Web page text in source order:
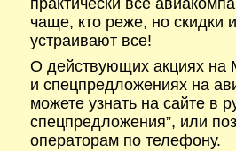
практически все
чаще, кто реже, но скидки
устраивают все!
О действующих акциях на
и спецпредложениях на
можете узнать на сайте в
спецпредложения”, или
операторам по телефону.